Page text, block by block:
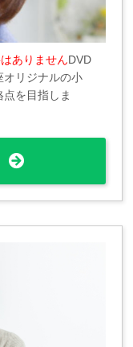
ありませんDVD
オリジナルの小
を目指しま